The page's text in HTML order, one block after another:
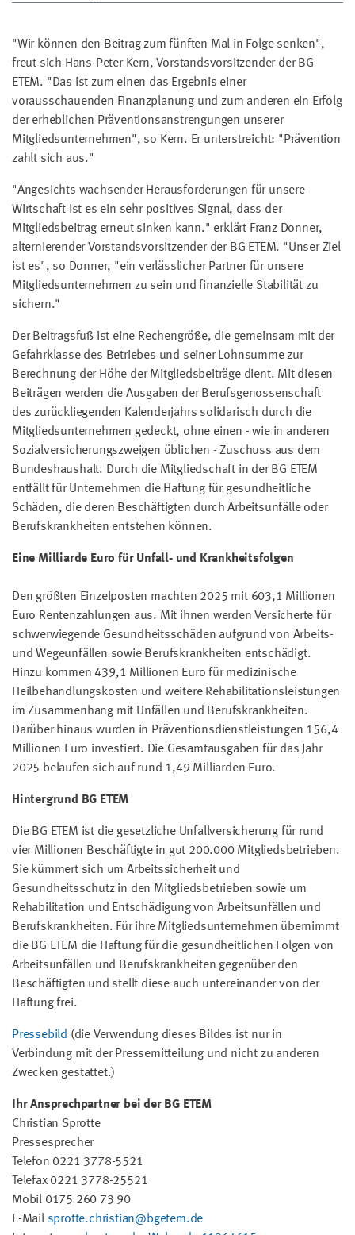
"Wir können den Beitrag zum fünften Mal in Folge senken",
freut sich Hans-Peter Kern, Vorstandsvorsitzender der BG
ETEM. "Das ist zum einen das Ergebnis einer
vorausschauenden Finanzplanung und zum anderen ein Erfolg
der erheblichen Präventionsanstrengungen unserer
Mitgliedsunternehmen", so Kern. Er unterstreicht: "Prävention
zahlt sich aus."
"Angesichts wachsender Herausforderungen für unsere
Wirtschaft ist es ein sehr positives Signal, dass der
Mitgliedsbeitrag erneut sinken kann." erklärt Franz Donner,
alternierender Vorstandsvorsitzender der BG ETEM. "Unser Ziel
ist es", so Donner, "ein verlässlicher Partner für unsere
Mitgliedsunternehmen zu sein und finanzielle Stabilität zu
sichern."
Der Beitragsfuß ist eine Rechengröße, die gemeinsam mit der
Gefahrklasse des Betriebes und seiner Lohnsumme zur
Berechnung der Höhe der Mitgliedsbeiträge dient. Mit diesen
Beiträgen werden die Ausgaben der Berufsgenossenschaft
des zurückliegenden Kalenderjahrs solidarisch durch die
Mitgliedsunternehmen gedeckt, ohne einen - wie in anderen
Sozialversicherungszweigen üblichen - Zuschuss aus dem
Bundeshaushalt. Durch die Mitgliedschaft in der BG ETEM
entfällt für Unternehmen die Haftung für gesundheitliche
Schäden, die deren Beschäftigten durch Arbeitsunfälle oder
Berufskrankheiten entstehen können.
Eine Milliarde Euro für Unfall- und Krankheitsfolgen
Den größten Einzelposten machten 2025 mit 603,1 Millionen
Euro Rentenzahlungen aus. Mit ihnen werden Versicherte für
schwerwiegende Gesundheitsschäden aufgrund von Arbeits-
und Wegeunfällen sowie Berufskrankheiten entschädigt.
Hinzu kommen 439,1 Millionen Euro für medizinische
Heilbehandlungskosten und weitere Rehabilitationsleistungen
im Zusammenhang mit Unfällen und Berufskrankheiten.
Darüber hinaus wurden in Präventionsdienstleistungen 156,4
Millionen Euro investiert. Die Gesamtausgaben für das Jahr
2025 belaufen sich auf rund 1,49 Milliarden Euro.
Hintergrund BG ETEM
Die BG ETEM ist die gesetzliche Unfallversicherung für rund
vier Millionen Beschäftigte in gut 200.000 Mitgliedsbetrieben.
Sie kümmert sich um Arbeitssicherheit und
Gesundheitsschutz in den Mitgliedsbetrieben sowie um
Rehabilitation und Entschädigung von Arbeitsunfällen und
Berufskrankheiten. Für ihre Mitgliedsunternehmen übernimmt
die BG ETEM die Haftung für die gesundheitlichen Folgen von
Arbeitsunfällen und Berufskrankheiten gegenüber den
Beschäftigten und stellt diese auch untereinander von der
Haftung frei.
Pressebild (die Verwendung dieses Bildes ist nur in
Verbindung mit der Pressemitteilung und nicht zu anderen
Zwecken gestattet.)
Ihr Ansprechpartner bei der BG ETEM
Christian Sprotte
Pressesprecher
Telefon 0221 3778-5521
Telefax 0221 3778-25521
Mobil 0175 260 73 90
E-Mail sprotte.christian@bgetem.de